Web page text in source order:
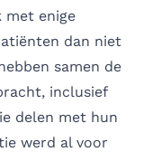
met enige
dan niet
samen de
inclusief
delen met hun
werd al voor